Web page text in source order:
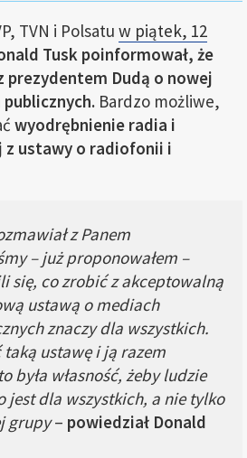
TVN i Polsatu w piątek, 12
Tusk poinformował, że
prezydentem Dudą o nowej
Bardzo możliwe,
wyodrębnienie radia i
ustawy o radiofonii i
z Panem
– już proponowałem –
się, co zrobić z akceptowalną
ustawą o mediach
znaczy dla wszystkich.
ustawę i ją razem
była własność, żeby ludzie
jest dla wszystkich, a nie tylko
grupy– powiedział Donald